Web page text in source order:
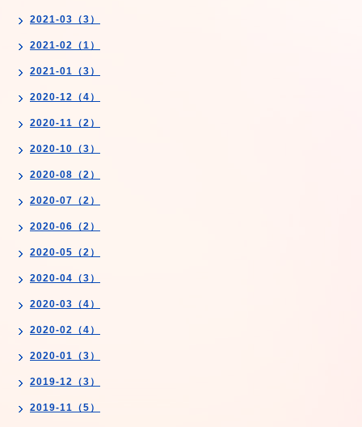
2021-03（3）
2021-02（1）
2021-01（3）
2020-12（4）
2020-11（2）
2020-10（3）
2020-08（2）
2020-07（2）
2020-06（2）
2020-05（2）
2020-04（3）
2020-03（4）
2020-02（4）
2020-01（3）
2019-12（3）
2019-11（5）